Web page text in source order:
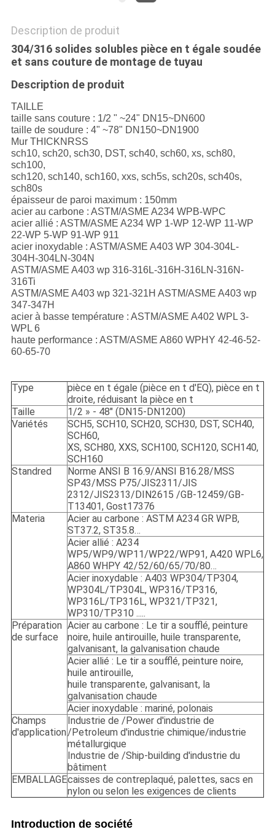
Description de produit
304/316 solides solubles pièce en t égale soudée
et sans couture de montage de tuyau
Description de produit
TAILLE
taille sans couture : 1/2 " ~24" DN15~DN600
taille de soudure : 4" ~78" DN150~DN1900
Mur THICKNRSS
sch10, sch20, sch30, DST, sch40, sch60, xs, sch80,
sch100,
sch120, sch140, sch160, xxs, sch5s, sch20s, sch40s,
sch80s
épaisseur de paroi maximum : 150mm
acier au carbone : ASTM/ASME A234 WPB-WPC
acier allié : ASTM/ASME A234 WP 1-WP 12-WP 11-WP
22-WP 5-WP 91-WP 911
acier inoxydable : ASTM/ASME A403 WP 304-304L-
304H-304LN-304N
ASTM/ASME A403 wp 316-316L-316H-316LN-316N-
316Ti
ASTM/ASME A403 wp 321-321H ASTM/ASME A403 wp
347-347H
acier à basse température : ASTM/ASME A402 WPL 3-
WPL 6
haute performance : ASTM/ASME A860 WPHY 42-46-52-
60-65-70
Type
pièce en t égale (pièce en t d'EQ), pièce en t
droite, réduisant la pièce en t
Taille
1/2 » - 48" (DN15-DN1200)
Variétés
SCH5, SCH10, SCH20, SCH30, DST, SCH40,
SCH60,
XS, SCH80, XXS, SCH100, SCH120, SCH140,
SCH160
Standred
Norme ANSI B 16.9/ANSI B16.28/MSS
SP43/MSS P75/JIS2311/JIS
2312/JIS2313/DIN2615 /GB-12459/GB-
T13401, Gost17376
Materia
Acier au carbone : ASTM A234 GR WPB,
ST37.2, ST35.8…
Acier allié : A234
WP5/WP9/WP11/WP22/WP91, A420 WPL6,
A860 WHPY 42/52/60/65/70/80…
Acier inoxydable : A403 WP304/TP304,
WP304L/TP304L, WP316/TP316,
WP316L/TP316L, WP321/TP321,
WP310/TP310 .....
Préparation
de surface
Acier au carbone : Le tir a soufflé, peinture
noire, huile antirouille, huile transparente,
galvanisant, la galvanisation chaude
Acier allié : Le tir a soufflé, peinture noire,
huile antirouille,
huile transparente, galvanisant, la
galvanisation chaude
Acier inoxydable : mariné, polonais
Champs
d'application
Industrie de /Power d'industrie de
/Petroleum d'industrie chimique/industrie
métallurgique
Industrie de /Ship-building d'industrie du
bâtiment
EMBALLAGEcaisses de contreplaqué, palettes, sacs en
nylon ou selon les exigences de clients
Introduction de société